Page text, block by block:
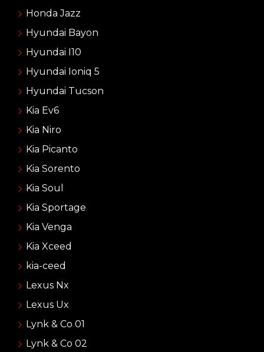
Honda Jazz
Hyundai Bayon
Hyundai I10
Hyundai Ioniq 5
Hyundai Tucson
Kia Ev6
Kia Niro
Kia Picanto
Kia Sorento
Kia Soul
Kia Sportage
Kia Venga
Kia Xceed
kia-ceed
Lexus Nx
Lexus Ux
Lynk & Co 01
Lynk & Co 02